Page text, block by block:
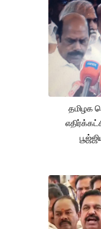
தமிழக